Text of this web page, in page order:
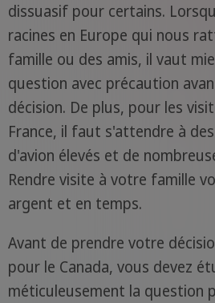
dissuasif pour certains.
racines en Europe qui nous
famille ou des amis, il vaut
question avec précaution
décision. De plus, pour les
France, il faut s'attendre à
d'avion élevés et de
Rendre visite à votre famille
argent et en temps.
Avant de prendre votre
pour le Canada, vous devez
méticuleusement la question